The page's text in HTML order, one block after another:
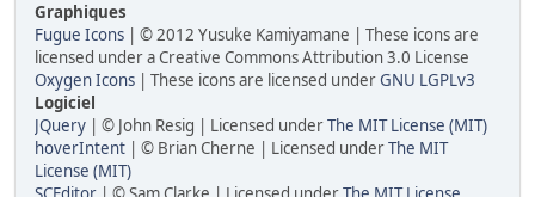
Graphiques
Fugue Icons | © 2012 Yusuke Kamiyamane | These icons are
licensed under a Creative Commons Attribution 3.0 License
Oxygen Icons | These icons are licensed underGNU LGPLv3
Logiciel
JQuery | © John Resig | Licensed underThe MIT License (MIT)
hoverIntent | © Brian Cherne | Licensed underThe MIT
License (MIT)